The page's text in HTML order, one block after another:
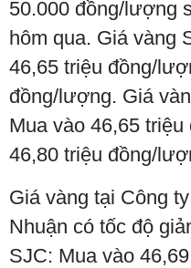
50.000 đồng/lượng
hôm qua. Giá vàng
46,65 triệu đồng/
đồng/lượng. Giá
Mua vào 46,65
46,80 triệu đồng/
Giá vàng tại Công
Nhuận có tốc độ
SJC: Mua vào